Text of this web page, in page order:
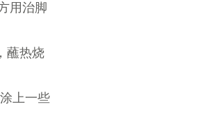
用治脚
蘸热烧
上一些